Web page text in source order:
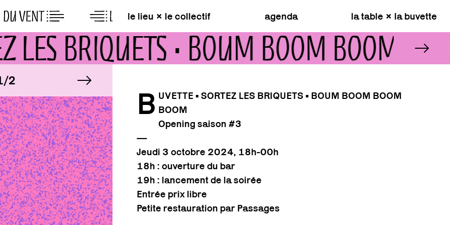
le lieu × le collectif agenda la table × la buvette
LES BRIQUETS • BOUM BOOM BOOM
B UVETTE • SORTEZ LES BRIQUETS • BOUM BOOM BOOM
BOOM
Opening saison #3
—
Jeudi 3 octobre 2024, 18h-00h
18h : ouverture du bar
19h : lancement de la soirée
Entrée prix libre
Petite restauration par Passages
IMAGE
1/2